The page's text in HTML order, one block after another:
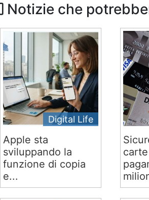
Notizie che
Digital Life
Apple sta
sviluppando la
funzione di copia
e...